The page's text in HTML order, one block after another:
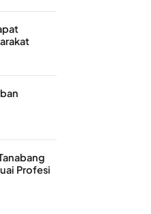
Profesi